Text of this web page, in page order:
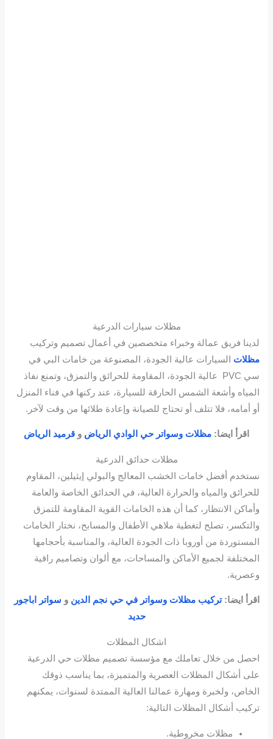
مظلات سيارات الدرعية
لدينا فريق عمالة وخبراء متخصصين في أعمال تصميم وتركيب
مظلات السيارات عالية الجودة، المصنوعة من خامات البي في
سي PVC عالية الجودة، المقاومة للحرائق والتمزق، وتمنع نفاذ
المياه وأشعة الشمس الحارقة للسيارة، عند ركنها في فناء المنزل
أو أمامه، فلا تتلف أو تحتاج للصيانة وإعادة طلائها من وقت لآخر.
اقرأ ايضا: مظلات وسواتر حي الوادي الرياض و قرميد الرياض
مظلات حدائق الدرعية
نستخدم أفضل خامات الخشب المعالج والبولي إيثيلين، المقاوم
للحرائق والمياه والحرارة العالية، في الحدائق الخاصة والعامة
وأماكن الانتظار، كما أن هذه الخامات القوية المقاومة للتمزق
والتكسر، تصلح لتغطية ملاهي الأطفال والمسابح، نختار الخامات
المستوردة من أوروبا ذات الجودة العالية، والمناسبة بأحجامها
المختلفة لجميع الأماكن والمساحات، مع ألوان وتصاميم راقية
وعصرية.
اقرأ ايضا:تركيب مظلات وسواتر في حي نجم الدين و سواتر اباجور
حديد
اشكال المظلات
احصل من خلال تعاملك مع مؤسسة تصميم مظلات حي الدرعية
على أشكال المظلات العصرية والمتميزة، بما يناسب ذوقك
الخاص، ولخبرة ومهارة عمالنا العالية الممتدة لسنوات، يمكنهم
تركيب أشكال المظلات التالية:
مظلات مخروطية.